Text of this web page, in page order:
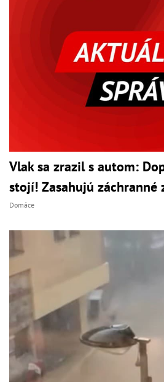
Vlak sa zrazil s autom:
stojí! Zasahujú záchranné
Domáce